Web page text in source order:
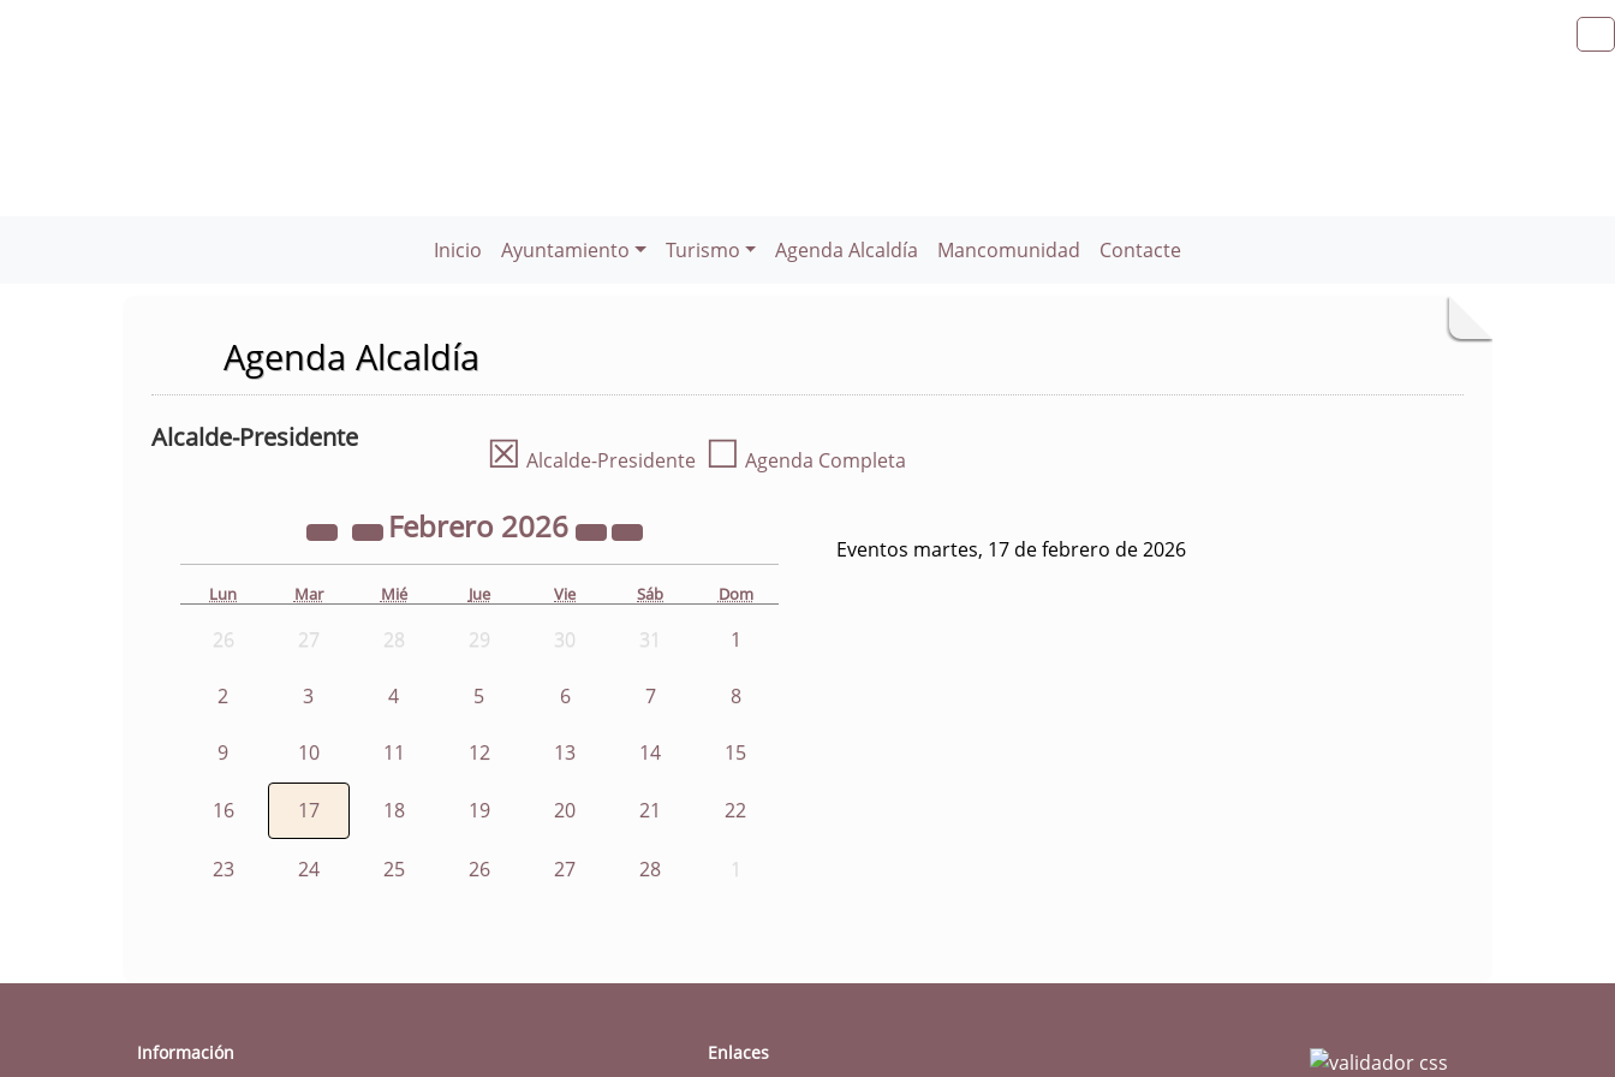
Inicio Ayuntamiento Turismo Agenda Alcaldía Mancomunidad Contacte
Agenda Alcaldía
Alcalde-Presidente ☒ Alcalde-Presidente ☐ Agenda Completa
Febrero 2026
Lun Mar Mié Jue Vie Sáb Dom
26 27 28 29 30 31 1
2 3 4 5 6 7 8
9 10 11 12 13 14 15
16 17 18 19 20 21 22
23 24 25 26 27 28 1
Eventos martes, 17 de febrero de 2026
Información Enlaces